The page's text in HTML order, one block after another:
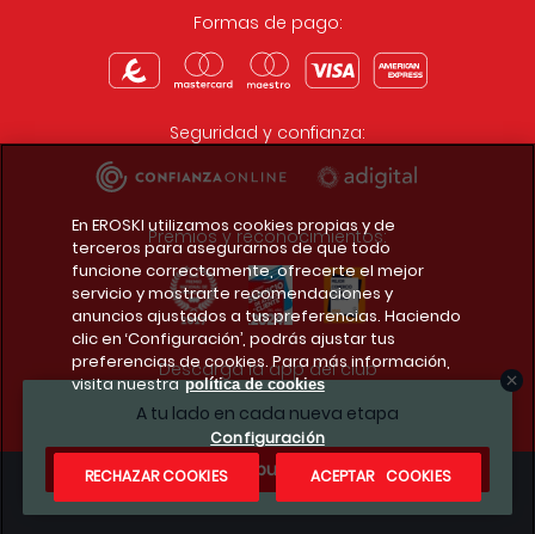
A tu lado en cada nueva etapa
¿Te apuntas?
Formas de pago:
Seguridad y confianza:
Premios y reconocimientos:
Descarga la app del club
Condiciones legales
En EROSKI utilizamos cookies propias y de
terceros para asegurarnos de que todo
funcione correctamente, ofrecerte el mejor
servicio y mostrarte recomendaciones y
anuncios ajustados a tus preferencias. Haciendo
clic en ‘Configuración’, podrás ajustar tus
preferencias de cookies. Para más información,
visita nuestra política de cookies
Configuración
RECHAZAR COOKIES
ACEPTAR COOKIES